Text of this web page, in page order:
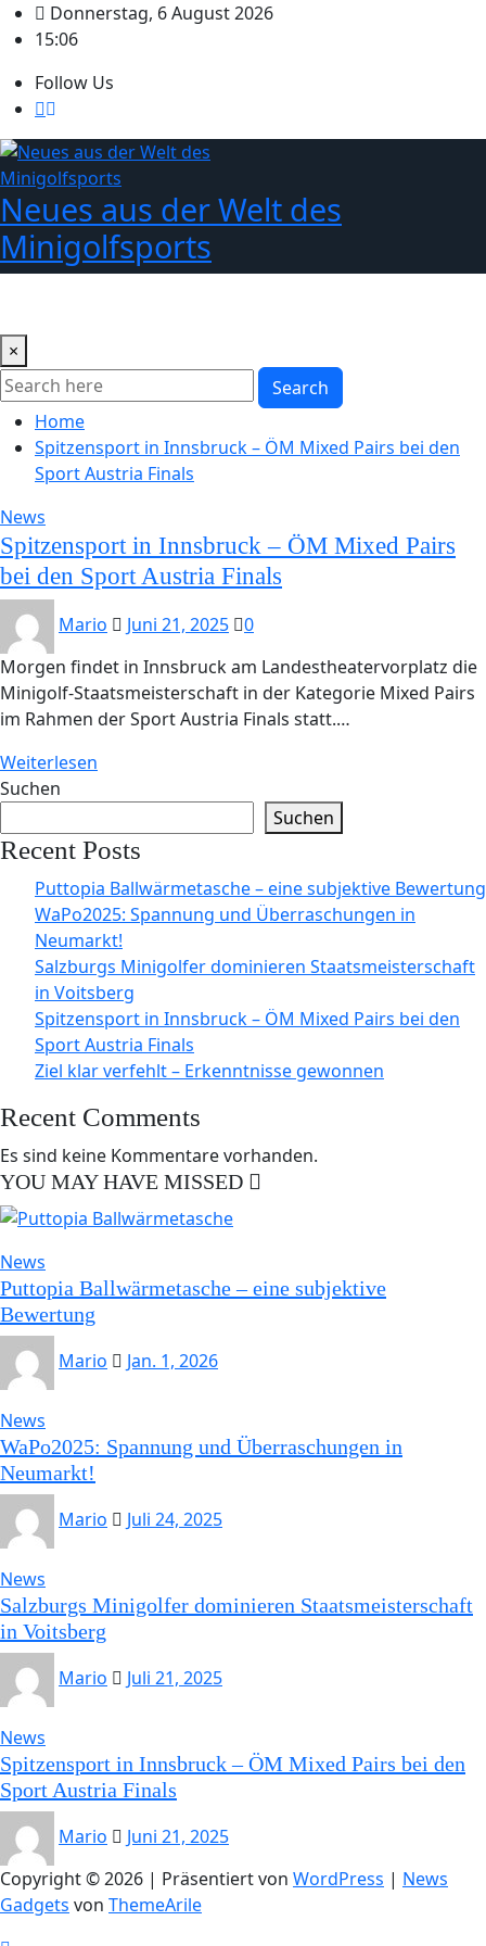
Skip
to
Donnerstag, 6 August 2026
15:06
Follow Us
Neues aus der Welt des
Minigolfsports
×
Search
Home
Spitzensport in Innsbruck – ÖM Mixed Pairs bei den
Sport Austria Finals
News
Spitzensport in Innsbruck – ÖM Mixed Pairs
bei den Sport Austria Finals
Mario Juni 21, 2025
0
Morgen findet in Innsbruck am Landestheatervorplatz die
Minigolf-Staatsmeisterschaft in der Kategorie Mixed Pairs
im Rahmen der Sport Austria Finals statt.…
Weiterlesen
Suchen
Suchen
Recent Posts
Puttopia Ballwärmetasche – eine subjektive Bewertung
WaPo2025: Spannung und Überraschungen in
Neumarkt!
Salzburgs Minigolfer dominieren Staatsmeisterschaft
in Voitsberg
Spitzensport in Innsbruck – ÖM Mixed Pairs bei den
Sport Austria Finals
Ziel klar verfehlt – Erkenntnisse gewonnen
Recent Comments
Es sind keine Kommentare vorhanden.
YOU MAY HAVE MISSED
News
Puttopia Ballwärmetasche – eine subjektive
Bewertung
Mario
Jan. 1, 2026
News
WaPo2025: Spannung und Überraschungen in
Neumarkt!
Mario
Juli 24, 2025
News
Salzburgs Minigolfer dominieren Staatsmeisterschaft
in Voitsberg
Mario
Juli 21, 2025
News
Spitzensport in Innsbruck – ÖM Mixed Pairs bei den
Sport Austria Finals
Mario
Juni 21, 2025
Copyright © 2026 | Präsentiert von WordPress | News
Gadgets von ThemeArile